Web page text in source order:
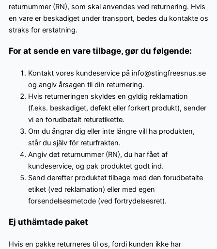
returnummer (RN), som skal anvendes ved returnering. Hvis
en vare er beskadiget under transport, bedes du kontakte os
straks for erstatning.
For at sende en vare tilbage, gør du følgende:
Kontakt vores kundeservice på info@stingfreesnus.se
og angiv årsagen til din returnering.
Hvis returneringen skyldes en gyldig reklamation
(f.eks. beskadiget, defekt eller forkert produkt), sender
vi en forudbetalt returetikette.
Om du ångrar dig eller inte längre vill ha produkten,
står du själv för returfrakten.
Angiv det returnummer (RN), du har fået af
kundeservice, og pak produktet godt ind.
Send derefter produktet tilbage med den forudbetalte
etiket (ved reklamation) eller med egen
forsendelsesmetode (ved fortrydelsesret).
Ej uthämtade paket
Hvis en pakke returneres til os, fordi kunden ikke har